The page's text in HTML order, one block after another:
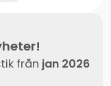
från jan 2026